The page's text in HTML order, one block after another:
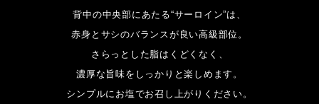
背中の中央部にあたる“サーロイン”は、
赤身とサシのバランスが良い高級部位。
さらっとした脂はくどくなく、
濃厚な旨味をしっかりと楽しめます。
シンプルにお塩でお召し上がりください。